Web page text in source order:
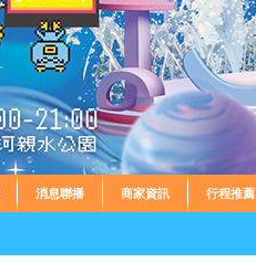
消息聯播 商家資訊 行程推薦